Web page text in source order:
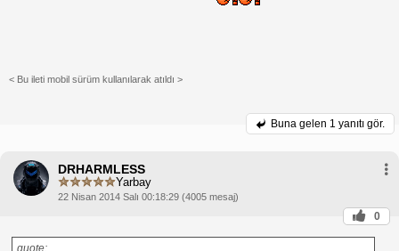
< Bu ileti mobil sürüm kullanılarak atıldı >
Buna gelen 1 yanıtı gör.
DRHARMLESS
Yarbay
22 Nisan 2014 Salı 00:18:29 (4005 mesaj)
0
quote: